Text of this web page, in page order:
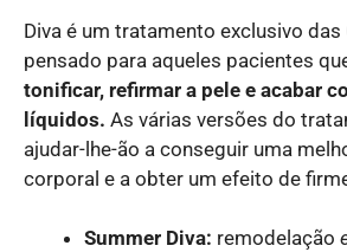
Diva é um tratamento exclusivo das
pensado para aqueles pacientes
tonificar, refirmar a pele e acabar
líquidos. As várias versões do
ajudar-lhe-ão a conseguir uma
corporal e a obter um efeito de
Summer Diva: remodelação